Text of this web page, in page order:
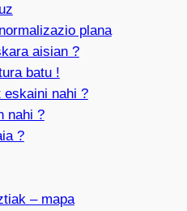
plana
aisian ?
batu !
eskaini nahi ?
nahi ?
?
– mapa